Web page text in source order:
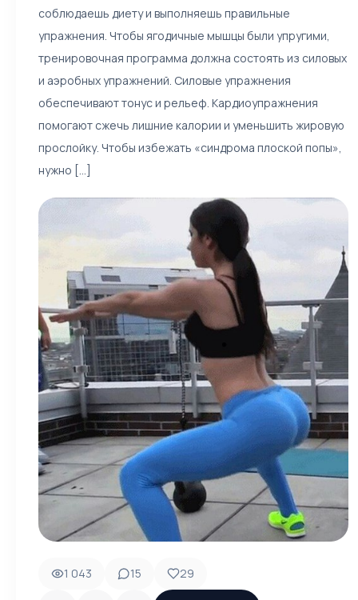
соблюдаешь диету и выполняешь правильные
упражнения. Чтобы ягодичные мышцы были упругими,
тренировочная программа должна состоять из силовых
и аэробных упражнений. Силовые упражнения
обеспечивают тонус и рельеф. Кардиоупражнения
помогают сжечь лишние калории и уменьшить жировую
прослойку. Чтобы избежать «синдрома плоской попы»,
нужно [...]
1 043 15 29